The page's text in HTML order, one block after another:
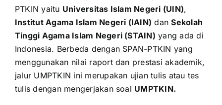
PTKIN yaitu Universitas Islam Negeri (UIN),
Institut Agama Islam Negeri (IAIN) danSekolah
Tinggi Agama Islam Negeri (STAIN) yang ada di
Indonesia. Berbeda dengan SPAN-PTKIN yang
menggunakan nilai raport dan prestasi akademik,
jalur UMPTKIN ini merupakan ujian tulis atau tes
tulis dengan mengerjakan soal UMPTKIN.